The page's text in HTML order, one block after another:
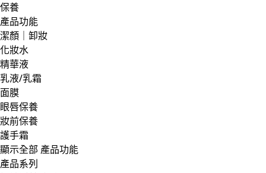
保養
產品功能
潔顏｜卸妝
化妝水
精華液
乳液/乳霜
面膜
眼唇保養
妝前保養
護手霜
顯示全部 產品功能
產品系列